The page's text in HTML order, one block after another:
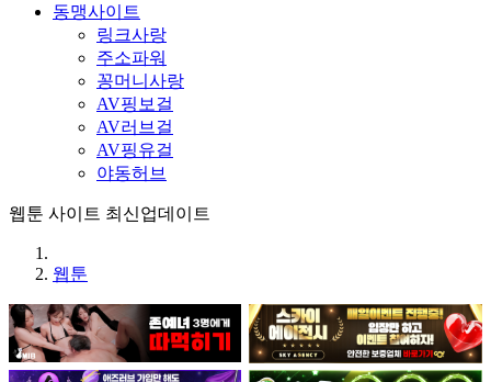
동맹사이트
링크사랑
주소파워
꽁머니사랑
AV핑보걸
AV러브걸
AV핑유걸
야동허브
웹툰 사이트 최신업데이트
웹툰